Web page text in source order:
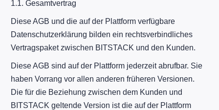
1.1. Gesamtvertrag
Diese AGB und die auf der Plattform verfügbare
Datenschutzerklärung bilden ein rechtsverbindliches
Vertragspaket zwischen BITSTACK und den Kunden.
Diese AGB sind auf der Plattform jederzeit abrufbar. Sie
haben Vorrang vor allen anderen früheren Versionen.
Die für die Beziehung zwischen dem Kunden und
BITSTACK geltende Version ist die auf der Plattform